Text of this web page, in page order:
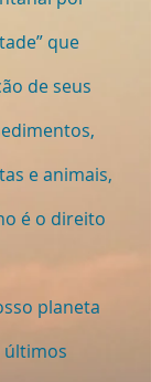
que
de seus
e animais,
é o direito
planeta
últimos